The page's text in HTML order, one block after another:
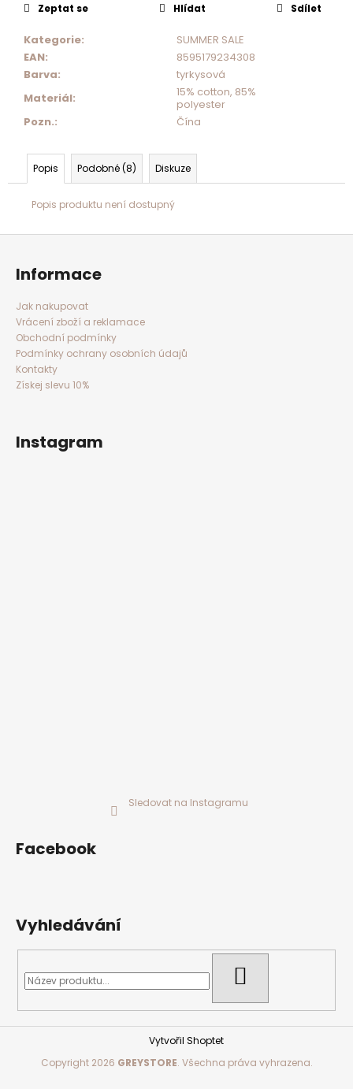
Kategorie:
SUMMER SALE
EAN:
8595179234308
Barva:
tyrkysová
Materiál:
15% cotton, 85%
polyester
Pozn.: Čína
Zeptat se Hlídat Sdílet
Popis Podobné (8) Diskuze
Popis produktu není dostupný
Z
Informace
Jak nakupovat
Vrácení zboží a reklamace
Obchodní podmínky
Podmínky ochrany osobních údajů
Kontakty
Získej slevu 10%
Instagram
Sledovat na Instagramu
Facebook
Vyhledávání
Vytvořil Shoptet
Copyright 2026 GREYSTORE. Všechna práva vyhrazena.